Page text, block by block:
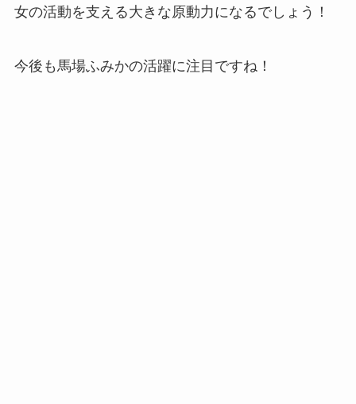
女の活動を支える大きな原動力になるでしょう！
今後も馬場ふみかの活躍に注目ですね！